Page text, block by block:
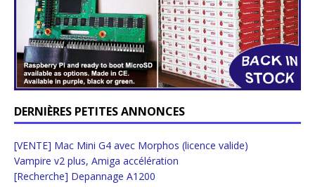
DERNIÈRES PETITES ANNONCES
[VENTE] Mac Mini G4 avec Morphos (licence valide)
Vampire v2 plus, Amiga accélération
[Recherche] Depannage A1200